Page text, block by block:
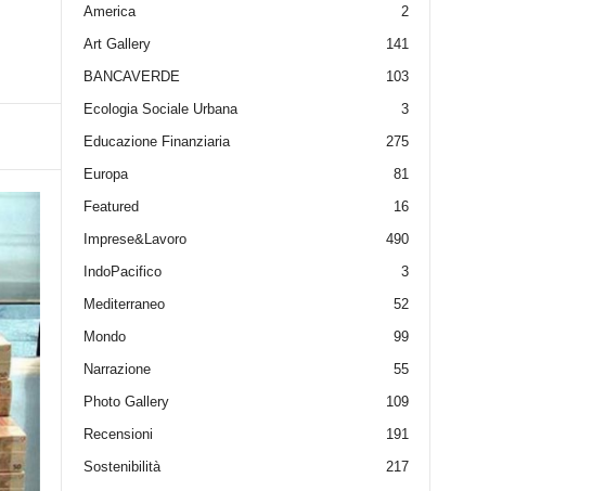
America
2
Art Gallery
141
BANCAVERDE
103
Ecologia Sociale Urbana
3
Educazione Finanziaria
275
Europa
81
Featured
16
Imprese&Lavoro
490
IndoPacifico
3
Mediterraneo
52
Mondo
99
Narrazione
55
Photo Gallery
109
Recensioni
191
Sostenibilità
217